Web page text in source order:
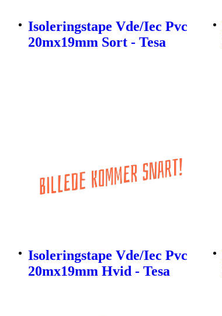
Isoleringstape Vde/Iec Pvc
20mx19mm Sort - Tesa
Isoleringstape Vde/Iec Pvc
20mx19mm Hvid - Tesa